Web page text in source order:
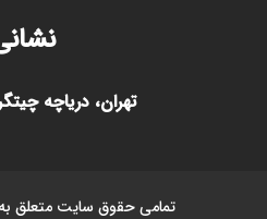
تهران، دریاچه
تمامی حقوق سایت متعلق